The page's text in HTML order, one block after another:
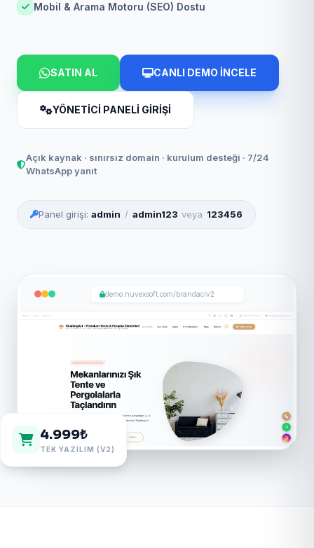
Mobil & Arama Motoru (SEO) Dostu
SATIN AL CANLI DEMO İNCELE
YÖNETİCİ PANELİ GİRİŞİ
Açık kaynak · sınırsız domain · kurulum desteği · 7/24
WhatsApp yanıt
Panel girişi:admin / admin123 veya 123456
demo.nuvexsoft.com/brandaciv2
4.999₺
TEK YAZILIM (V2)